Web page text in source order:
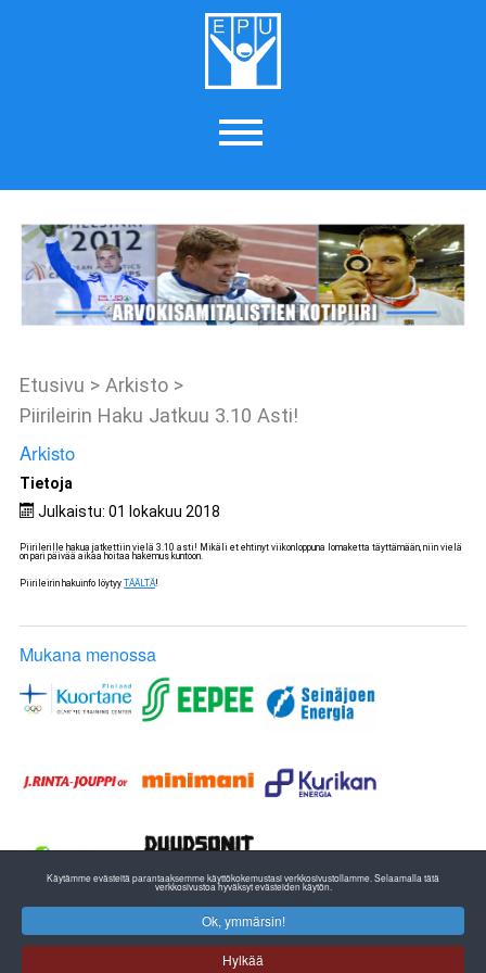
Etusivu > Arkisto >
Piirileirin Haku Jatkuu 3.10 Asti!
Arkisto
Tietoja
Julkaistu: 01 lokakuu 2018
Piirilerille hakua jatkettiin vielä 3.10 asti! Mikäli et ehtinyt viikonloppuna lomaketta täyttämään, niin vielä
on pari päivää aikaa hoitaa hakemus kuntoon.
Piirileirin hakuinfo löytyyTÄÄLTÄ!
Mukana menossa
Pohjanmaan Liikunta ja Urheilu
Käytämme evästeitä parantaaksemme käyttökokemustasi verkkosivustollamme. Selaamalla tätä
verkkosivustoa hyväksyt evästeiden käytön.
Ok, ymmärsin!
Hylkää